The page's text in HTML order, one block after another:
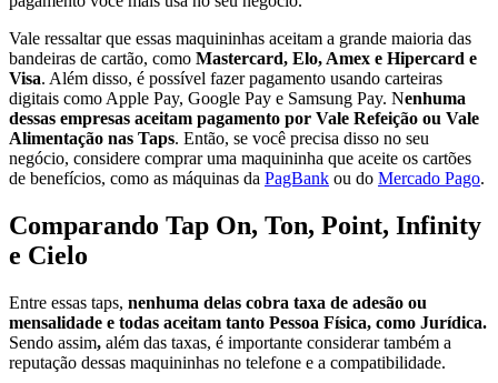
Vale ressaltar que essas maquininhas aceitam a grande maioria das
bandeiras de cartão, como Mastercard, Elo, Amex e Hipercard e
Visa. Além disso, é possível fazer pagamento usando carteiras
digitais como Apple Pay, Google Pay e Samsung Pay. Nenhuma
dessas empresas aceitam pagamento por Vale Refeição ou Vale
Alimentação nas Taps. Então, se você precisa disso no seu
negócio, considere comprar uma maquininha que aceite os cartões
de benefícios, como as máquinas da PagBank ou do Mercado Pago.
Comparando Tap On, Ton, Point, Infinity
e Cielo
Entre essas taps, nenhuma delas cobra taxa de adesão ou
mensalidade e todas aceitam tanto Pessoa Física, como Jurídica.
Sendo assim, além das taxas, é importante considerar também a
reputação dessas maquininhas no telefone e a compatibilidade.